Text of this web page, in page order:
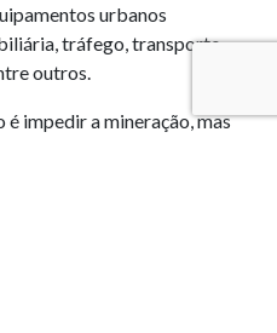
urbanos
tráfego, transporte
outros.
impedir a mineração, mas